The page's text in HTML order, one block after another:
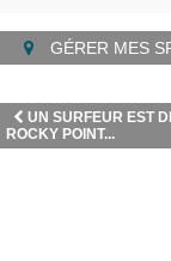
GÉRER MES
UN SURFEUR EST
ROCKY POINT...